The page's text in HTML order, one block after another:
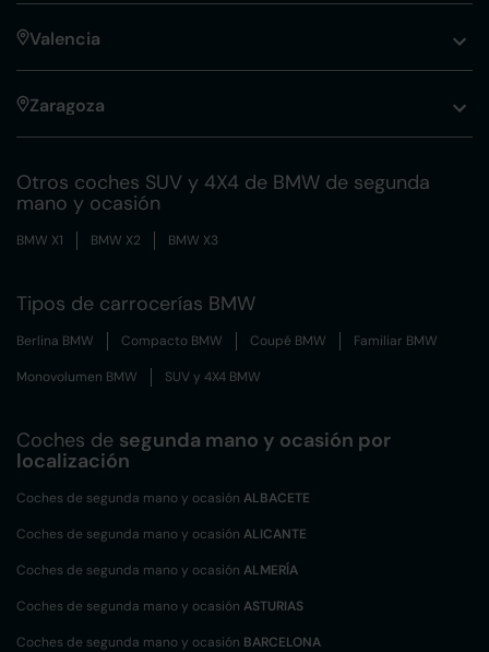
Valencia
Zaragoza
Otros coches SUV y 4X4 de BMW de segunda
mano y ocasión
BMW X1 BMW X2 BMW X3
Tipos de carrocerías BMW
Berlina BMW Compacto BMW Coupé BMW Familiar BMW
Monovolumen BMW SUV y 4X4 BMW
Coches de segunda mano y ocasión por
localización
Coches de segunda mano y ocasión ALBACETE
Coches de segunda mano y ocasión ALICANTE
Coches de segunda mano y ocasión ALMERÍA
Coches de segunda mano y ocasión ASTURIAS
Coches de segunda mano y ocasión BARCELONA